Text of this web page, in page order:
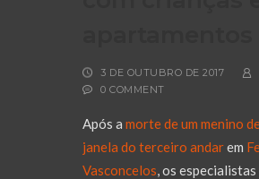
3 DE OUTUBRO DE 2017
0 COMMENT
Após amorte de um menino
janela do terceiro andarem
Vasconcelos, os